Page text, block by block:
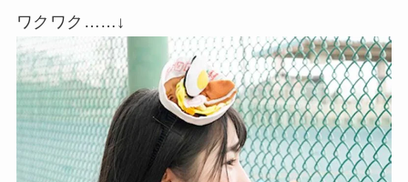
ワクワク……↓